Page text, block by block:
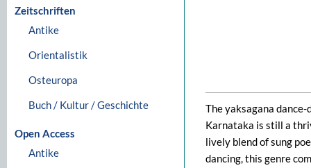
Zeitschriften
Antike
Orientalistik
Osteuropa
Buch / Kultur / Geschichte
Open Access
Antike
The yaksagana
Karnataka is still a
lively blend of sung
dancing, this genre